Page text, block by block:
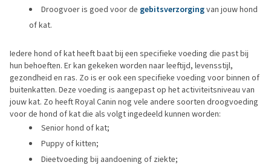
Droogvoer is goed voor de gebitsverzorgingvan jouw hond
of kat.
Iedere hond of kat heeft baat bij een specifieke voeding die past bij
hun behoeften. Er kan gekeken worden naar leeftijd, levensstijl,
gezondheid en ras. Zo is er ook een specifieke voeding voor binnen of
buitenkatten. Deze voeding is aangepast op het activiteitsniveau van
jouw kat. Zo heeft Royal Canin nog vele andere soorten droogvoeding
voor de hond of kat die als volgt ingedeeld kunnen worden:
Senior hond of kat;
Puppy of kitten;
Dieetvoeding bij aandoening of ziekte;